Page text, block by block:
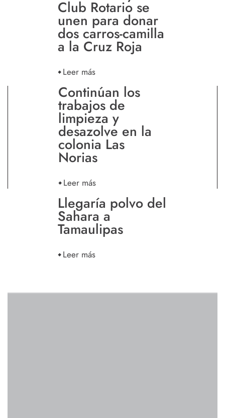
Club Rotario se
unen para donar
dos carros-camilla
a la Cruz Roja
Leer más
Continúan los
trabajos de
limpieza y
desazolve en la
colonia Las
Norias
Leer más
Llegaría polvo del
Sahara a
Tamaulipas
Leer más